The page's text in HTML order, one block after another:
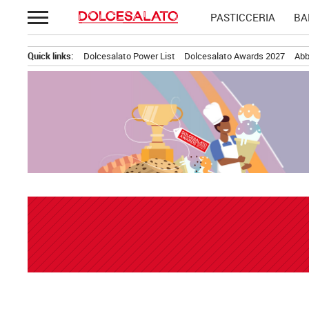
Passa
al
PASTICCERIA
Quick links: Dolcesalato Power List Dolcesalato Awards 2027